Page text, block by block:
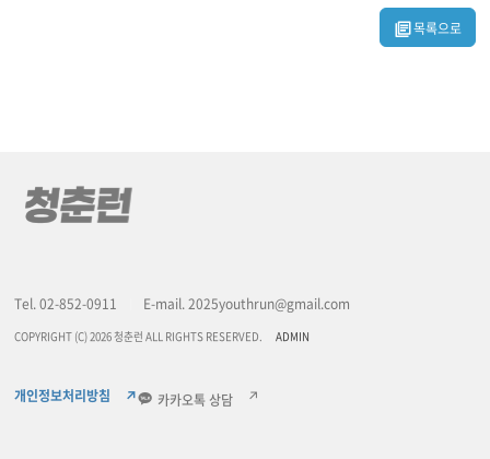
목록으로
Tel. 02-852-0911 E-mail. 2025youthrun@gmail.com
COPYRIGHT (C) 2026 청춘런 ALL RIGHTS RESERVED. ADMIN
개인정보처리방침 카카오톡 상담